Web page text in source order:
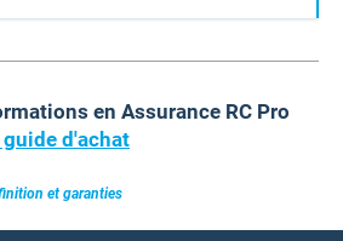
en Assurance RC Pro
d'achat
et garanties